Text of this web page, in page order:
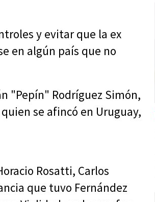
y evitar que la ex
en algún país que no
"Pepín" Rodríguez Simón,
se afincó en Uruguay,
Rosatti, Carlos
que tuvo Fernández